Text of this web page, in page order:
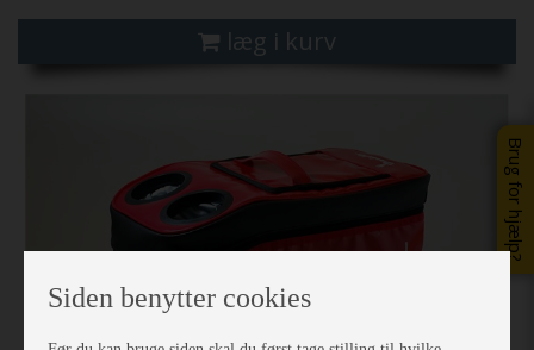
Brug for hjælp?
læg i kurv
Siden benytter cookies